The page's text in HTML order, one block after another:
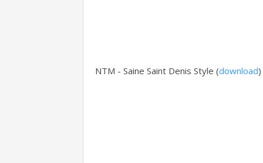
NTM - Saine Saint Denis Style (download)